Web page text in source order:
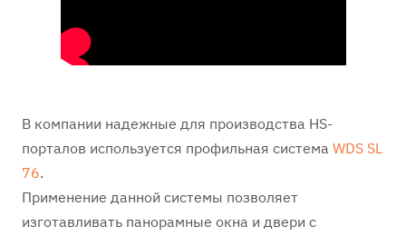
В компании надежные для производства HS-
порталов используется профильная система WDS SL
76.
Применение данной системы позволяет
изготавливать панорамные окна и двери с